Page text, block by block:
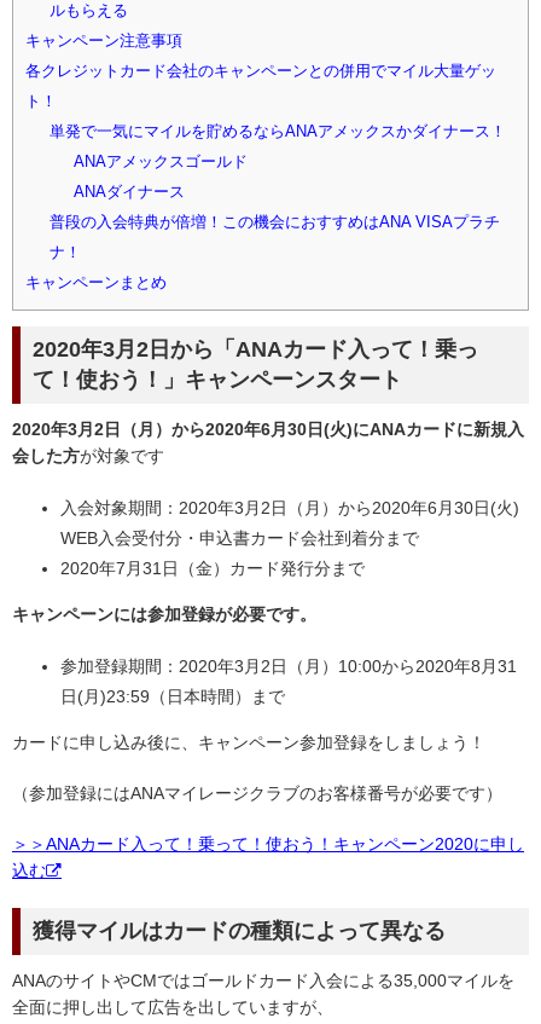
ルもらえる
キャンペーン注意事項
各クレジットカード会社のキャンペーンとの併用でマイル大量ゲッ
ト！
単発で一気にマイルを貯めるならANAアメックスかダイナース！
ANAアメックスゴールド
ANAダイナース
普段の入会特典が倍増！この機会におすすめはANA VISAプラチ
ナ！
キャンペーンまとめ
2020年3月2日から「ANAカード入って！乗っ
て！使おう！」キャンペーンスタート
2020年3月2日（月）から2020年6月30日(火)にANAカードに新規入
会した方が対象です
入会対象期間：2020年3月2日（月）から2020年6月30日(火)
WEB入会受付分・申込書カード会社到着分まで
2020年7月31日（金）カード発行分まで
キャンペーンには参加登録が必要です。
参加登録期間：2020年3月2日（月）10:00から2020年8月31
日(月)23:59（日本時間）まで
カードに申し込み後に、キャンペーン参加登録をしましょう！
（参加登録にはANAマイレージクラブのお客様番号が必要です）
＞＞ANAカード入って！乗って！使おう！キャンペーン2020に申し
込む
獲得マイルはカードの種類によって異なる
ANAのサイトやCMではゴールドカード入会による35,000マイルを
全面に押し出して広告を出していますが、